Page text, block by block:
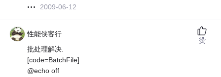
2009-06-12
性能侠客行
批处理解决.
[code=BatchFile]
@echo off
赞